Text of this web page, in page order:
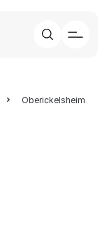
Oberickelsheim